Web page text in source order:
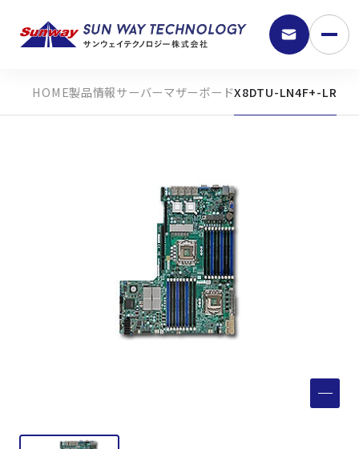
9:30 - 18:00
弊社の強み
製品情報サーバーマザーボードX8DTU-LN4F+-LR